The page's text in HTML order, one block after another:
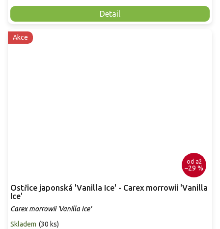
Detail
Akce
od až
–29 %
Ostřice japonská 'Vanilla Ice' - Carex morrowii 'Vanilla
Ice'
Carex morrowii 'Vanilla Ice'
Skladem (30 ks)